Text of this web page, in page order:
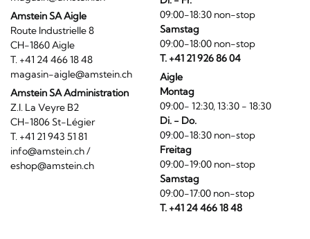
Amstein SA Aigle
Route Industrielle 8
CH-1860 Aigle
T. +41 24 466 18 48
magasin-aigle@amstein.ch
Amstein SA Administration
Z.I. La Veyre B2
CH-1806 St-Légier
T. +41 21 943 51 81
info@amstein.ch/
eshop@amstein.ch
09:00-18:30 non-stop
Samstag
09:00-18:00 non-stop
T. +41 21 926 86 04
Aigle
Montag
09:00- 12:30, 13:30 - 18:30
Di. - Do.
09:00-18:30 non-stop
Freitag
09:00-19:00 non-stop
Samstag
09:00-17:00 non-stop
T. +41 24 466 18 48